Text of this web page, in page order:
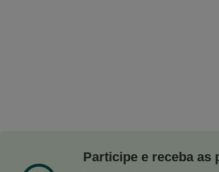
Participe e receba as